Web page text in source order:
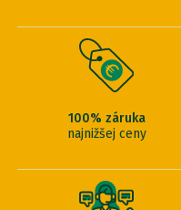
100% záruka
najnižšej ceny